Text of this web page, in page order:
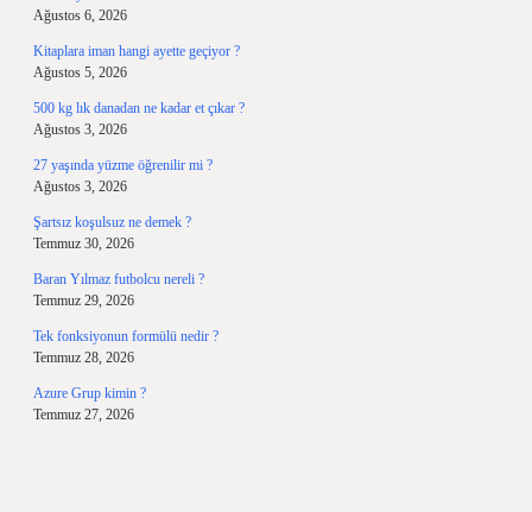
Ağustos 6, 2026
Kitaplara iman hangi ayette geçiyor ?
Ağustos 5, 2026
500 kg lık danadan ne kadar et çıkar ?
Ağustos 3, 2026
27 yaşında yüzme öğrenilir mi ?
Ağustos 3, 2026
Şartsız koşulsuz ne demek ?
Temmuz 30, 2026
Baran Yılmaz futbolcu nereli ?
Temmuz 29, 2026
Tek fonksiyonun formülü nedir ?
Temmuz 28, 2026
Azure Grup kimin ?
Temmuz 27, 2026